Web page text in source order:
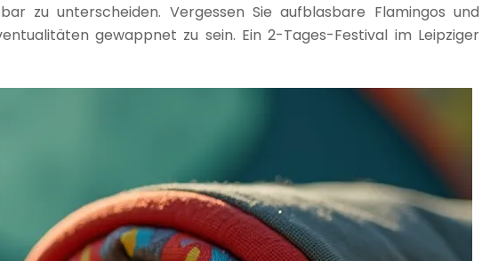
zu unterscheiden. Vergessen Sie aufblasbare Flamingos und
gewappnet zu sein. Ein 2-Tages-Festival im Leipziger